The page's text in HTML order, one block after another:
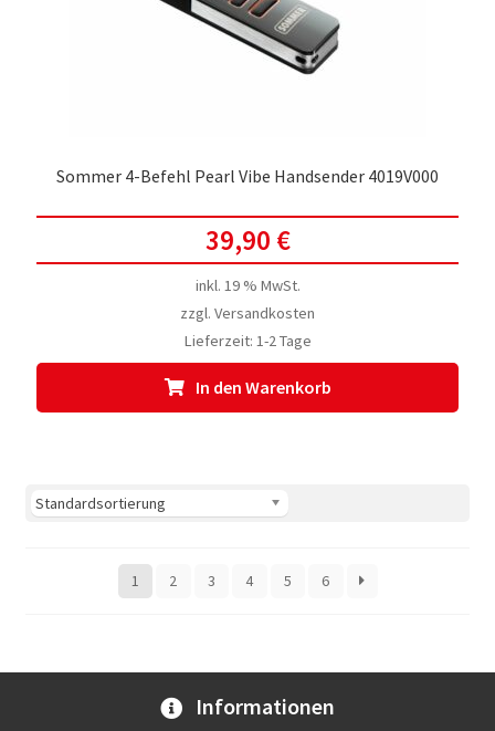
Sommer 4-Befehl Pearl Vibe Handsender 4019V000
39,90 €
inkl. 19 % MwSt.
zzgl. Versandkosten
Lieferzeit: 1-2 Tage
In den Warenkorb
1 2 3 4 5 6
Informationen